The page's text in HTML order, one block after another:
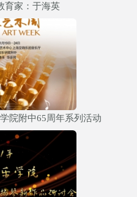
育家：于海英
院附中65周年系列活动